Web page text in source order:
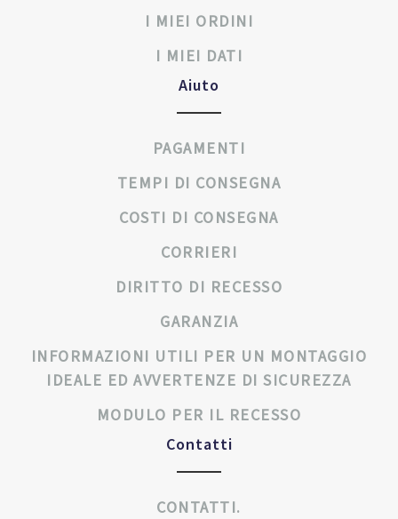
I MIEI ORDINI
I MIEI DATI
Aiuto
PAGAMENTI
TEMPI DI CONSEGNA
COSTI DI CONSEGNA
CORRIERI
DIRITTO DI RECESSO
GARANZIA
INFORMAZIONI UTILI PER UN MONTAGGIO
IDEALE ED AVVERTENZE DI SICUREZZA
MODULO PER IL RECESSO
Contatti
CONTATTI.